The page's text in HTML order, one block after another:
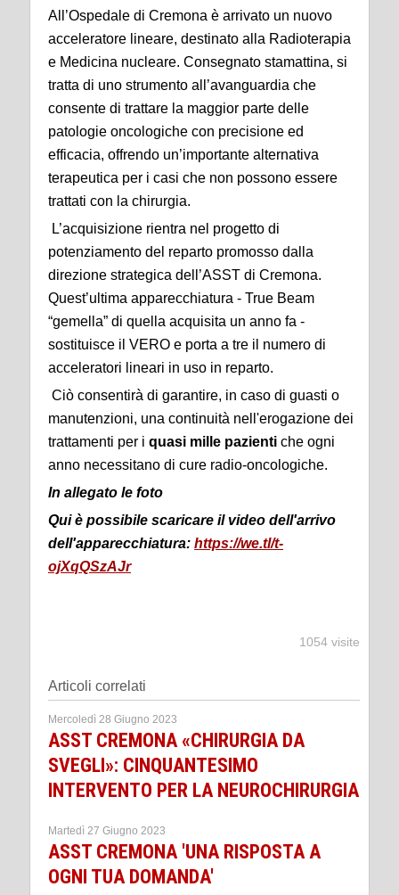
All’Ospedale di Cremona è arrivato un nuovo
acceleratore lineare, destinato alla Radioterapia
e Medicina nucleare. Consegnato stamattina, si
tratta di uno strumento all’avanguardia che
consente di trattare la maggior parte delle
patologie oncologiche con precisione ed
efficacia, offrendo un’importante alternativa
terapeutica per i casi che non possono essere
trattati con la chirurgia.
L’acquisizione rientra nel progetto di
potenziamento del reparto promosso dalla
direzione strategica dell’ASST di Cremona.
Quest’ultima apparecchiatura - True Beam
“gemella” di quella acquisita un anno fa -
sostituisce il VERO e porta a tre il numero di
acceleratori lineari in uso in reparto.
Ciò consentirà di garantire, in caso di guasti o
manutenzioni, una continuità nell'erogazione dei
trattamenti per i quasi mille pazienti che ogni
anno necessitano di cure radio-oncologiche.
In allegato le foto
Qui è possibile scaricare il video dell'arrivo
dell'apparecchiatura: https://we.tl/t-
ojXqQSzAJr
1054 visite
Articoli correlati
Mercoledì 28 Giugno 2023
ASST CREMONA «CHIRURGIA DA
SVEGLI»: CINQUANTESIMO
INTERVENTO PER LA NEUROCHIRURGIA
Martedì 27 Giugno 2023
ASST CREMONA 'UNA RISPOSTA A
OGNI TUA DOMANDA'